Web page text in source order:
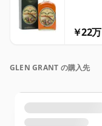
￥22万
GLEN GRANT の購入先